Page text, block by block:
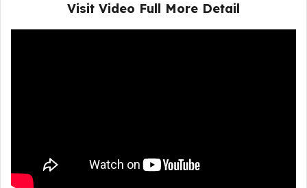
Visit Video Full More Detail